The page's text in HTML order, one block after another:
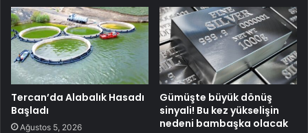
Tercan’da Alabalık Hasadı
Başladı
Ağustos 5, 2026
Gümüşte büyük dönüş
sinyali! Bu kez yükselişin
nedeni bambaşka olacak